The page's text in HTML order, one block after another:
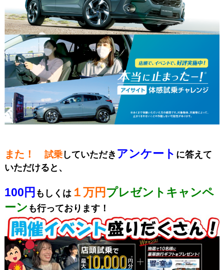
また！ 試乗していただき アンケート に答えて
いただけると、
100円 もしくは１万円 プレゼントキャンペ
ーン も行っております！